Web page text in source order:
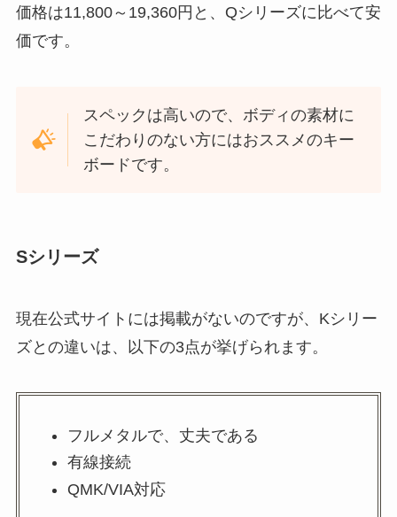
価格は11,800～19,360円と、Qシリーズに比べて安
価です。
スペックは高いので、ボディの素材に
こだわりのない方にはおススメのキー
ボードです。
Sシリーズ
現在公式サイトには掲載がないのですが、Kシリー
ズとの違いは、以下の3点が挙げられます。
フルメタルで、丈夫である
有線接続
QMK/VIA対応